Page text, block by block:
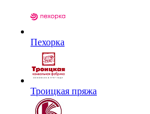
Пехорка
Троицкая пряжа